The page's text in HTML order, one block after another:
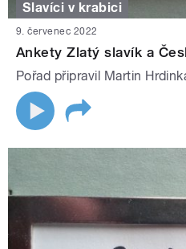
Slavíci v krabici
9. červenec 2022
Ankety Zlatý slavík a
Pořad připravil Martin